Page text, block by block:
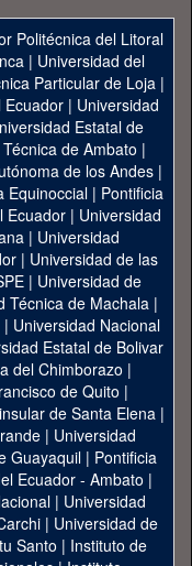
Politécnica del Litoral
| Universidad del
Particular de Loja|
Ecuador| Universidad
Estatal de
de Ambato |
de los Andes|
Equinoccial| Pontificia
Ecuador | Universidad
| Universidad
| Universidad de las
| Universidad de
Técnica de Machala|
| Universidad Nacional
Estatal de Bolivar
del Chimborazo |
de Quito |
de Santa Elena|
| Universidad
Guayaquil| Pontificia
Ecuador - Ambato |
| Universidad
| Universidad de
Santo | Instituto de